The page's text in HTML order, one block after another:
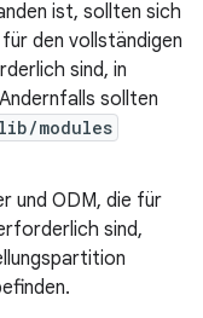
ist, sollten sich
den vollständigen
sind, in
sollten
modules
und ODM, die für
sind,